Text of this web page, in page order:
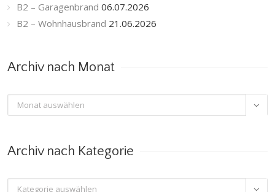
B2 – Garagenbrand 06.07.2026
B2 – Wohnhausbrand 21.06.2026
Archiv nach Monat
Archiv
nach

Archiv nach Kategorie
Archiv
